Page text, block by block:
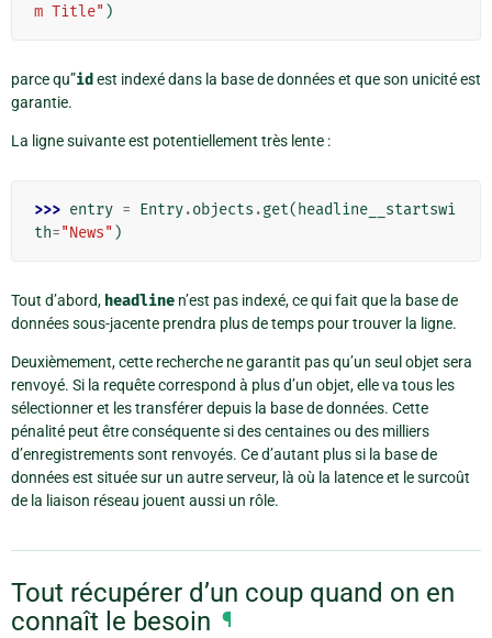
m Title" )
parce qu”idest indexé dans la base de données et que son unicité est
garantie.
La ligne suivante est potentiellement très lente :
>>> entry = Entry.objects .get(headline__startswi
th="News" )
Tout d’abord, headline n’est pas indexé, ce qui fait que la base de
données sous-jacente prendra plus de temps pour trouver la ligne.
Deuxièmement, cette recherche ne garantit pas qu’un seul objet sera
renvoyé. Si la requête correspond à plus d’un objet, elle va tous les
sélectionner et les transférer depuis la base de données. Cette
pénalité peut être conséquente si des centaines ou des milliers
d’enregistrements sont renvoyés. Ce d’autant plus si la base de
données est située sur un autre serveur, là où la latence et le surcoût
de la liaison réseau jouent aussi un rôle.
Tout récupérer d’un coup quand on en
connaît le besoin ¶